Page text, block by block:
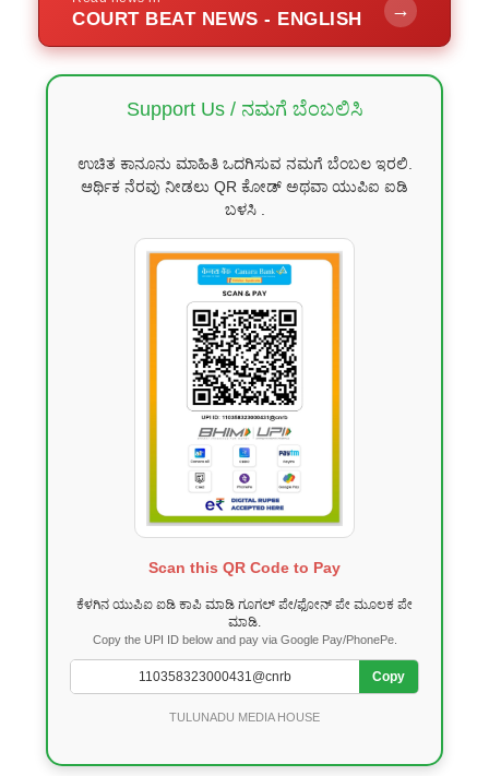
COURT BEAT NEWS - ENGLISH →
Support Us / ನಮಗೆ ಬೆಂಬಲಿಸಿ
ಉಚಿತ ಕಾನೂನು ಮಾಹಿತಿ ಒದಗಿಸುವ ನಮಗೆ ಬೆಂಬಲ ಇರಲಿ.
ಆರ್ಥಿಕ ನೆರವು ನೀಡಲು QR ಕೋಡ್ ಅಥವಾ ಯುಪಿಐ ಐಡಿ
ಬಳಸಿ .
Scan this QR Code to Pay
ಕೆಳಗಿನ ಯುಪಿಐ ಐಡಿ ಕಾಪಿ ಮಾಡಿ ಗೂಗಲ್ ಪೇ/ಫೋನ್ ಪೇ ಮೂಲಕ ಪೇ
ಮಾಡಿ.
Copy the UPI ID below and pay via Google Pay/PhonePe.
Copy
TULUNADU MEDIA HOUSE